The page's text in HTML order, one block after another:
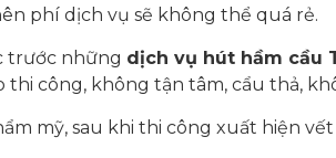
phí dịch vụ sẽ không thể quá rẻ.
trước những dịch vụ hút hầm cầu
công, không tận tâm, cẩu thả,
mỹ, sau khi thi công xuất hiện